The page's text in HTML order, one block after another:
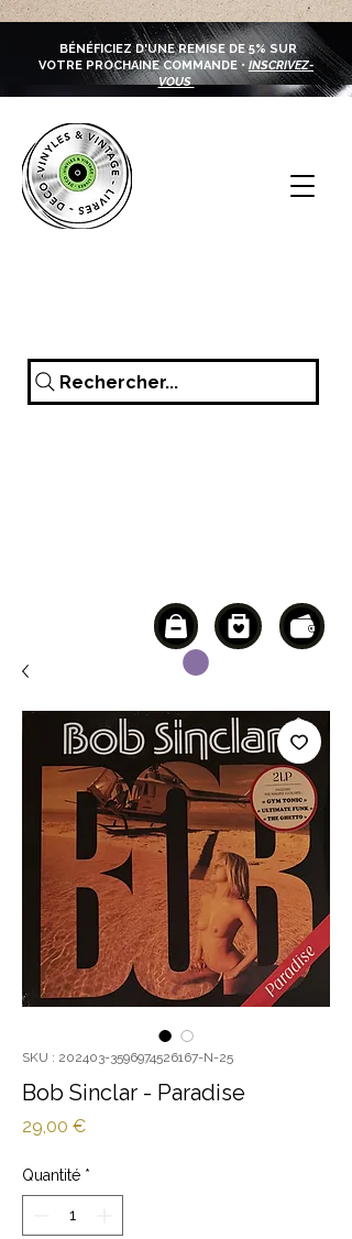
BÉNÉFICIEZ D'UNE REMISE DE 5% SUR
VOTRE PROCHAINE COMMANDE • INSCRIVEZ-
VOUS
Rechercher...
SKU : 202403-3596974526167-N-25
Bob Sinclar - Paradise
29,00 €Prix
Quantité *